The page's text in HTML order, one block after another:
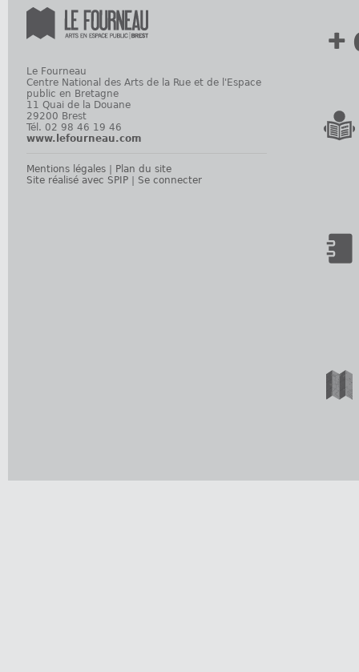
Le Fourneau
Centre National des Arts de la Rue et de l'Espace
public en Bretagne
11 Quai de la Douane
29200 Brest
Tél. 02 98 46 19 46
www.lefourneau.com
Mentions légales
Plan du site
Site réalisé avec SPIP
Se connecter
+